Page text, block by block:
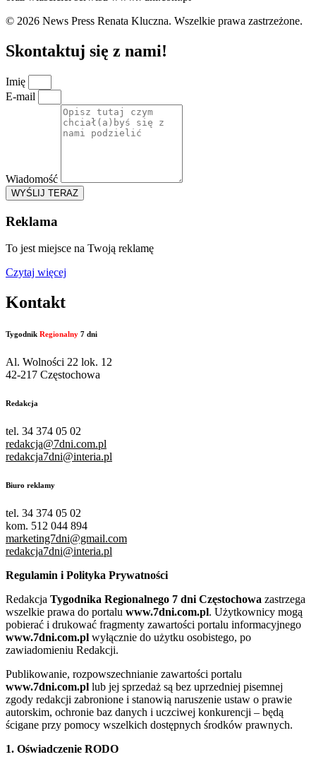
© 2026 News Press Renata Kluczna. Wszelkie prawa zastrzeżone.
Skontaktuj się z nami!
Imię
E-mail
Wiadomość
WYŚLIJ TERAZ
Reklama
To jest miejsce na Twoją reklamę
Czytaj więcej
Kontakt
Tygodnik Regionalny 7 dni
Al. Wolności 22 lok. 12
42-217 Częstochowa
Redakcja
tel. 34 374 05 02
redakcja@7dni.com.pl
redakcja7dni@interia.pl
Biuro reklamy
tel. 34 374 05 02
kom. 512 044 894
marketing7dni@gmail.com
redakcja7dni@interia.pl
Regulamin i Polityka Prywatności
Redakcja Tygodnika Regionalnego 7 dni Częstochowa zastrzega
wszelkie prawa do portalu www.7dni.com.pl. Użytkownicy mogą
pobierać i drukować fragmenty zawartości portalu informacyjnego
www.7dni.com.pl wyłącznie do użytku osobistego, po
zawiadomieniu Redakcji.
Publikowanie, rozpowszechnianie zawartości portalu
www.7dni.com.pl lub jej sprzedaż są bez uprzedniej pisemnej
zgody redakcji zabronione i stanowią naruszenie ustaw o prawie
autorskim, ochronie baz danych i uczciwej konkurencji – będą
ścigane przy pomocy wszelkich dostępnych środków prawnych.
1. Oświadczenie RODO